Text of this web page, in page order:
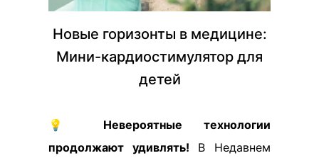
Новые горизонты в медицине:
Мини-кардиостимулятор для
детей
💡 Невероятные технологии
продолжают удивлять! В Недавнем